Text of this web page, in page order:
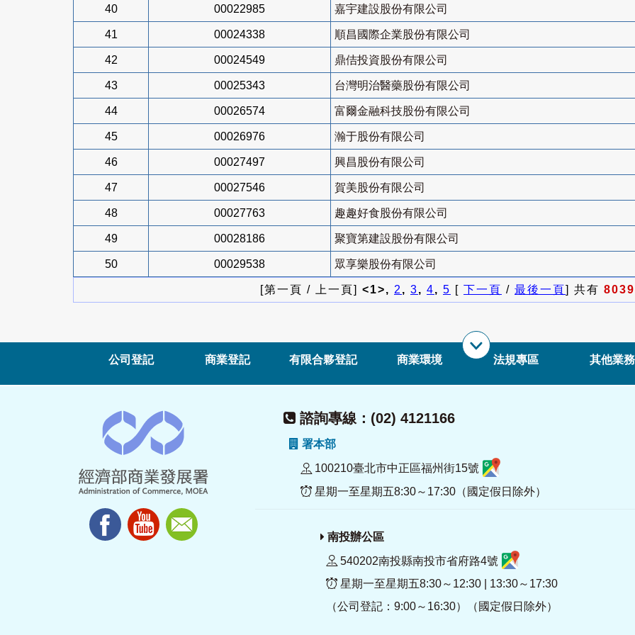
40 00022985 嘉宇建設股份有限公司
41 00024338 順昌國際企業股份有限公司
42 00024549 鼎佶投資股份有限公司
43 00025343 台灣明治醫藥股份有限公司
44 00026574 富爾金融科技股份有限公司
45 00026976 瀚于股份有限公司
46 00027497 興昌股份有限公司
47 00027546 賀美股份有限公司
48 00027763 趣趣好食股份有限公司
49 00028186 聚寶第建設股份有限公司
50 00029538 眾享樂股份有限公司
[第一頁 / 上一頁] <1>, 2, 3, 4, 5 [ 下一頁 / 最後一頁] 共有 8039
公司登記 商業登記 有限合夥登記 商業環境 法規專區 其他業務
諮詢專線：(02) 4121166
署本部
100210臺北市中正區福州街15號
星期一至星期五8:30～17:30（國定假日除外）
南投辦公區
540202南投縣南投市省府路4號
星期一至星期五8:30～12:30 | 13:30～17:30
（公司登記：9:00～16:30）（國定假日除外）